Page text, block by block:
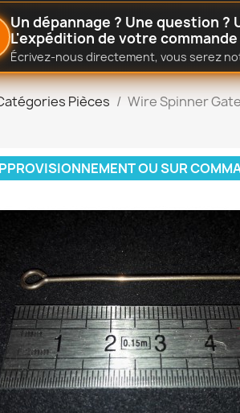
Un dépannage ? Une question ?
L'expédition de votre commande
Écrivez-nous directement, vous serez
Pièces Wire Spinner
OU SUR